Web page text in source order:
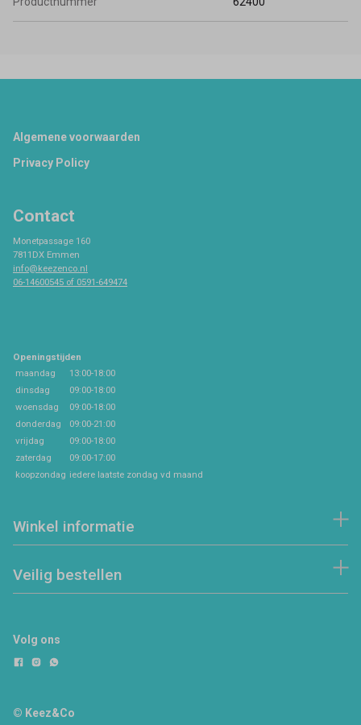
Footer
Algemene voorwaarden
Privacy Policy
Contact
Monetpassage 160
7811DX Emmen
info@keezenco.nl
06-14600545 of 0591-649474
Openingstijden
maandag
13:00-18:00
dinsdag
09:00-18:00
woensdag
09:00-18:00
donderdag
09:00-21:00
vrijdag
09:00-18:00
zaterdag
09:00-17:00
koopzondag iedere laatste zondag vd maand
Winkel informatie
Veilig bestellen
Volg ons
© Keez&Co